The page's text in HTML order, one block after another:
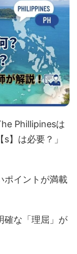
Phillipinesは
】は必要？」
ポイントが満載
確な「理屈」が